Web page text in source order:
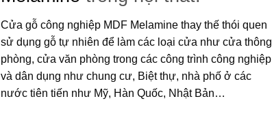
Cửa gỗ công nghiệp MDF Melamine thay thế thói quen
sử dụng gỗ tự nhiên để làm các loại cửa như cửa thông
phòng, cửa văn phòng trong các công trình công nghiệp
và dân dụng như chung cư, Biệt thự, nhà phố ở các
nước tiên tiến như Mỹ, Hàn Quốc, Nhật Bản…